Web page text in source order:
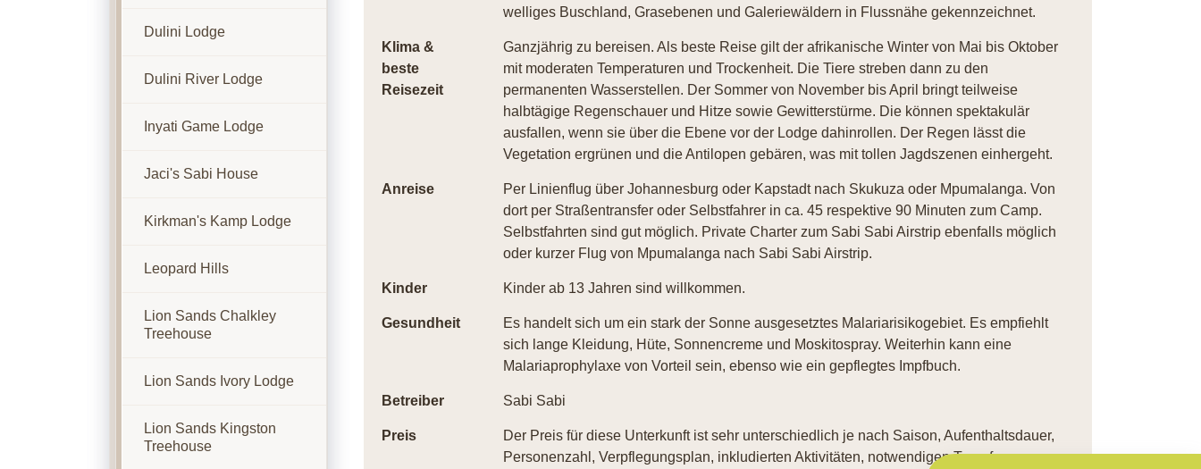
welliges Buschland, Grasebenen und Galeriewäldern in Flussnähe gekennzeichnet.
Klima &
beste
Reisezeit
Ganzjährig zu bereisen. Als beste Reise gilt der afrikanische Winter von Mai bis Oktober
mit moderaten Temperaturen und Trockenheit. Die Tiere streben dann zu den
permanenten Wasserstellen. Der Sommer von November bis April bringt teilweise
halbtägige Regenschauer und Hitze sowie Gewitterstürme. Die können spektakulär
ausfallen, wenn sie über die Ebene vor der Lodge dahinrollen. Der Regen lässt die
Vegetation ergrünen und die Antilopen gebären, was mit tollen Jagdszenen einhergeht.
Anreise
Per Linienflug über Johannesburg oder Kapstadt nach Skukuza oder Mpumalanga. Von
dort per Straßentransfer oder Selbstfahrer in ca. 45 respektive 90 Minuten zum Camp.
Selbstfahrten sind gut möglich. Private Charter zum Sabi Sabi Airstrip ebenfalls möglich
oder kurzer Flug von Mpumalanga nach Sabi Sabi Airstrip.
Kinder Kinder ab 13 Jahren sind willkommen.
Gesundheit
Es handelt sich um ein stark der Sonne ausgesetztes Malariarisikogebiet. Es empfiehlt
sich lange Kleidung, Hüte, Sonnencreme und Moskitospray. Weiterhin kann eine
Malariaprophylaxe von Vorteil sein, ebenso wie ein gepflegtes Impfbuch.
Betreiber Sabi Sabi
Preis
Der Preis für diese Unterkunft ist sehr unterschiedlich je nach Saison, Aufenthaltsdauer,
Personenzahl, Verpflegungsplan, inkludierten Aktivitäten, notwendigen Transfers usw.
Dulini Lodge
Dulini River Lodge
Inyati Game Lodge
Jaci's Sabi House
Kirkman's Kamp Lodge
Leopard Hills
Lion Sands Chalkley
Treehouse
Lion Sands Ivory Lodge
Lion Sands Kingston
Treehouse